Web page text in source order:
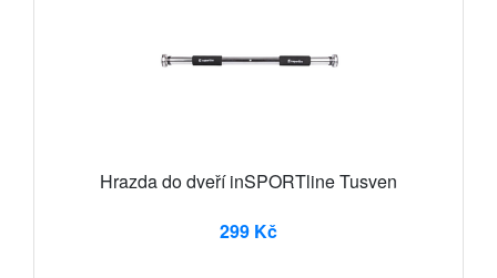
Hrazda do dveří inSPORTline Tusven
299 Kč